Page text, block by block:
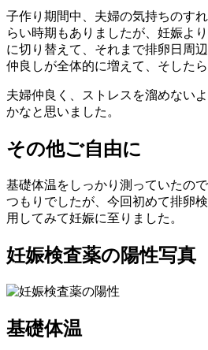
子作り期間中、夫婦の気持ちのす
らい時期もありましたが、妊娠よ
に切り替えて、それまで排卵日周
仲良しが全体的に増えて、そした
夫婦仲良く、ストレスを溜めない
かなと思いました。
その他ご自由に
基礎体温をしっかり測っていたの
つもりでしたが、今回初めて排卵
用してみて妊娠に至りました。
妊娠検査薬の陽性写真
基礎体温